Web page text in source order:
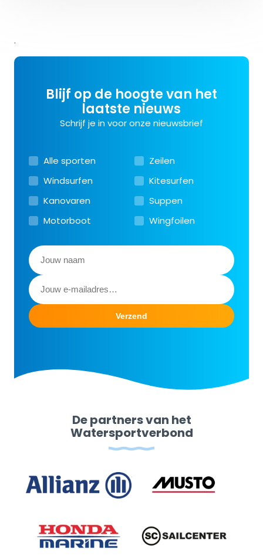
.
Blijf op de hoogte van het
laatste nieuws
Schrijf je in voor onze nieuwsbrief
Alle sporten
Zeilen
Windsurfen
Kitesurfen
Kanovaren
Suppen
Motorboot
Wingfoilen
De partners van het
Watersportverbond